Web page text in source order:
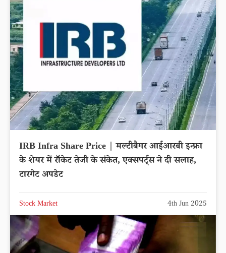
IRB Infra Share Price | मल्टीबैगर आईआरबी इन्फ्रा
के शेयर में रॉकेट तेजी के संकेत, एक्सपर्ट्स ने दी सलाह,
टारगेट अपडेट
Stock Market 4th Jun 2025